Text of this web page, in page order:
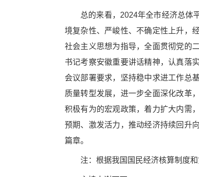
总的来看，2024年全市经济总体
境复杂性、严峻性、不确定性上升，
社会主义思想为指导，全面贯彻党的
书记考察安徽重要讲话精神，认真落
会议部署要求，坚持稳中求进工作总
质量转型发展，进一步全面深化改革
积极有为的宏观政策，着力扩大内需
预期、激发活力，推动经济持续回升
篇章。
注：根据我国国民经济核算制度